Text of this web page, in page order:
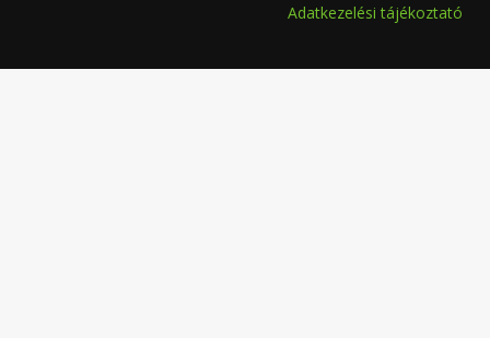
Adatkezelési tájékoztató